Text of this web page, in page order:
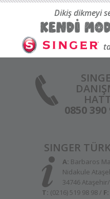
Dikiş dikmeyi
0850 390
SINGER
A: Barbaros
Nidakule
34746
T: (0216) 519 98 98 / F: